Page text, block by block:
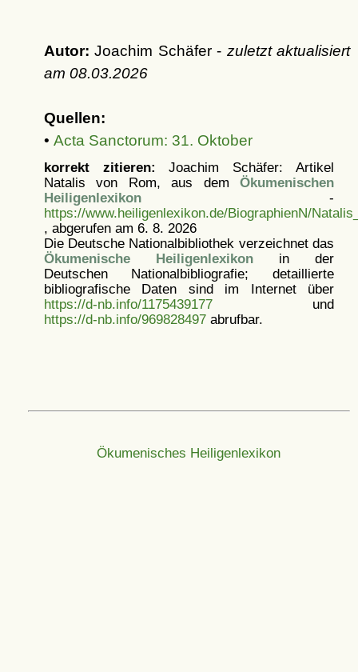
Autor: Joachim Schäfer - zuletzt aktualisiert
am 08.03.2026
Quellen:
• Acta Sanctorum: 31. Oktober
korrekt zitieren: Joachim Schäfer: Artikel
Natalis von Rom, aus dem Ökumenischen
Heiligenlexikon-
https://www.heiligenlexikon.de/BiographienN/
, abgerufen am 6. 8. 2026
Die Deutsche Nationalbibliothek verzeichnet das
Ökumenische Heiligenlexikonin der
Deutschen Nationalbibliografie; detaillierte
bibliografische Daten sind im Internet über
https://d-nb.info/1175439177und
https://d-nb.info/969828497abrufbar.
Ökumenisches Heiligenlexikon